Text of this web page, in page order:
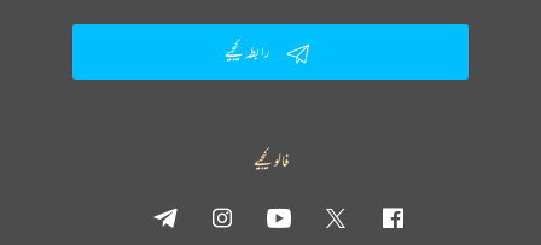
رابطہ کیجیے
فالو کیجیے